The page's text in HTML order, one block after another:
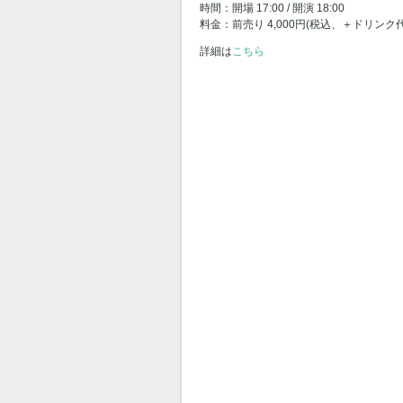
時間：開場 17:00 / 開演 18:00
料金：前売り 4,000円(税込、＋ドリンク
詳細はこちら